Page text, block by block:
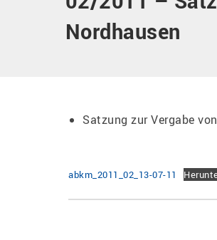
Nordhausen
Satzung zur Vergabe
abkm_2011_02_13-07-11